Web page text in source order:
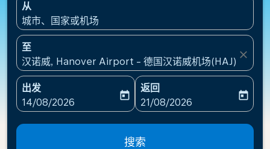
从
城市、国家或机场
至
汉诺威, Hanover Airport - 德国汉诺威机场(HAJ), 德国
close
出发
fc-booking-departure-date-aria-label
14/08/2026
today
返回
fc-booking-return-date-
21/08/2026
today
搜索